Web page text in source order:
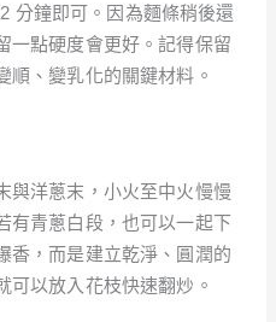
分鐘即可。因為麵條稍後還
一點硬度會更好。記得保留
順、變乳化的關鍵材料。
與洋蔥末，小火至中火慢慢
有青蔥白段，也可以一起下
香，而是建立乾淨、圓潤的
可以放入花枝快速翻炒。